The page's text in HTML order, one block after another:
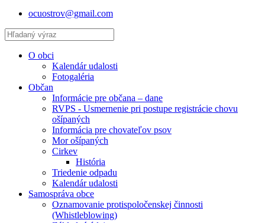
ocuostrov@gmail.com
O obci
Kalendár udalosti
Fotogaléria
Občan
Informácie pre občana – dane
RVPS - Usmernenie pri postupe registrácie chovu
ošípaných
Informácia pre chovateľov psov
Mor ošípaných
Cirkev
História
Triedenie odpadu
Kalendár udalosti
Samospráva obce
Oznamovanie protispoločenskej činnosti
(Whistleblowing)